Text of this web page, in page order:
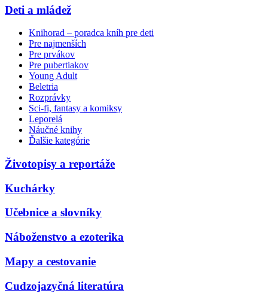
Deti a mládež
Knihorad – poradca kníh pre deti
Pre najmenších
Pre prvákov
Pre pubertiakov
Young Adult
Beletria
Rozprávky
Sci-fi, fantasy a komiksy
Leporelá
Náučné knihy
Ďalšie kategórie
Životopisy a reportáže
Kuchárky
Učebnice a slovníky
Náboženstvo a ezoterika
Mapy a cestovanie
Cudzojazyčná literatúra